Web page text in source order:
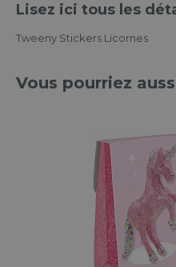
Lisez ici tous les
Tweeny Stickers Licornes
Vous pourriez